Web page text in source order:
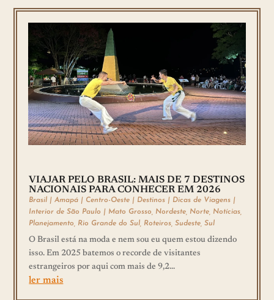
VIAJAR PELO BRASIL: MAIS DE 7 DESTINOS
NACIONAIS PARA CONHECER EM 2026
Brasil |Amapá | Centro-Oeste | Destinos | Dicas de Viagens |
Interior de São Paulo | Mato Grosso Nordeste Norte Notícias
Planejamento
Rio Grande do Sul Roteiros ,Sudeste ,Sul
O Brasil está na moda e nem sou eu quem estou dizendo
isso. Em 2025 batemos o recorde de visitantes
estrangeiros por aqui com mais de 9,2...
ler mais